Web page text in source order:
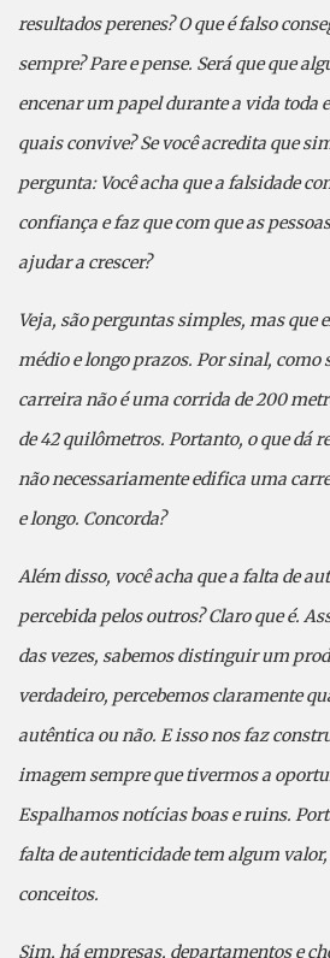
resultados perenes? O que é falso
sempre? Pare e pense. Será que que
encenar um papel durante a vida toda
quais convive? Se você acredita que
pergunta: Você acha que a falsidade
confiança e faz que com que as
ajudar a crescer?
Veja, são perguntas simples, mas que
médio e longo prazos. Por sinal, como
carreira não é uma corrida de 200
de 42 quilômetros. Portanto, o que dá
não necessariamente edifica uma
e longo. Concorda?
Além disso, você acha que a falta de
percebida pelos outros? Claro que é.
das vezes, sabemos distinguir um
verdadeiro, percebemos claramente
autêntica ou não. E isso nos faz
imagem sempre que tivermos a
Espalhamos notícias boas e ruins.
falta de autenticidade tem algum
conceitos.
Sim, há empresas, departamentos e